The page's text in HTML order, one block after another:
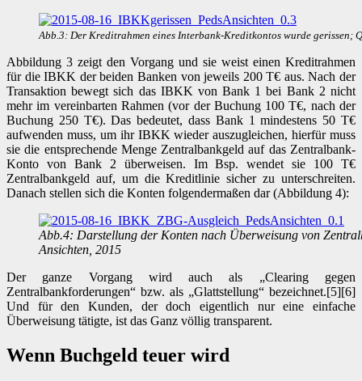
Abb.3: Der Kreditrahmen eines Interbank-Kreditkontos wurde gerissen;
Abbildung 3 zeigt den Vorgang und sie weist einen Kreditrahmen
für die IBKK der beiden Banken von jeweils 200 T€ aus. Nach der
Transaktion bewegt sich das IBKK von Bank 1 bei Bank 2 nicht
mehr im vereinbarten Rahmen (vor der Buchung 100 T€, nach der
Buchung 250 T€). Das bedeutet, dass Bank 1 mindestens 50 T€
aufwenden muss, um ihr IBKK wieder auszugleichen, hierfür muss
sie die entsprechende Menge Zentralbankgeld auf das Zentralbank-
Konto von Bank 2 überweisen. Im Bsp. wendet sie 100 T€
Zentralbankgeld auf, um die Kreditlinie sicher zu unterschreiten.
Danach stellen sich die Konten folgendermaßen dar (Abbildung 4):
Abb.4: Darstellung der Konten nach Überweisung von
Ansichten, 2015
Der ganze Vorgang wird auch als „Clearing gegen
Zentralbankforderungen“ bzw. als „Glattstellung“ bezeichnet.[5][6]
Und für den Kunden, der doch eigentlich nur eine einfache
Überweisung tätigte, ist das Ganz völlig transparent.
Wenn Buchgeld teuer wird